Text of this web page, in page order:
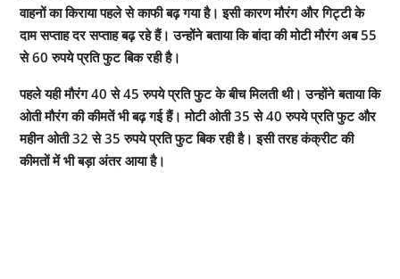
वाहनों का किराया पहले से काफी बढ़ गया है। इसी कारण मौरंग और गिट्टी के
दाम सप्ताह दर सप्ताह बढ़ रहे हैं। उन्होंने बताया कि बांदा की मोटी मौरंग अब 55
से 60 रुपये प्रति फुट बिक रही है।
पहले यही मौरंग 40 से 45 रुपये प्रति फुट के बीच मिलती थी। उन्होंने बताया कि
ओती मौरंग की कीमतें भी बढ़ गई हैं। मोटी ओती 35 से 40 रुपये प्रति फुट और
महीन ओती 32 से 35 रुपये प्रति फुट बिक रही है। इसी तरह कंक्रीट की
कीमतों में भी बड़ा अंतर आया है।